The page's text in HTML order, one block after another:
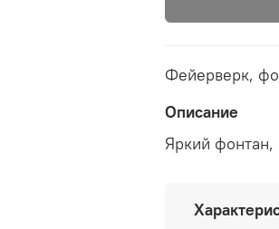
Фейерверк,
Описание
Яркий фонтан,